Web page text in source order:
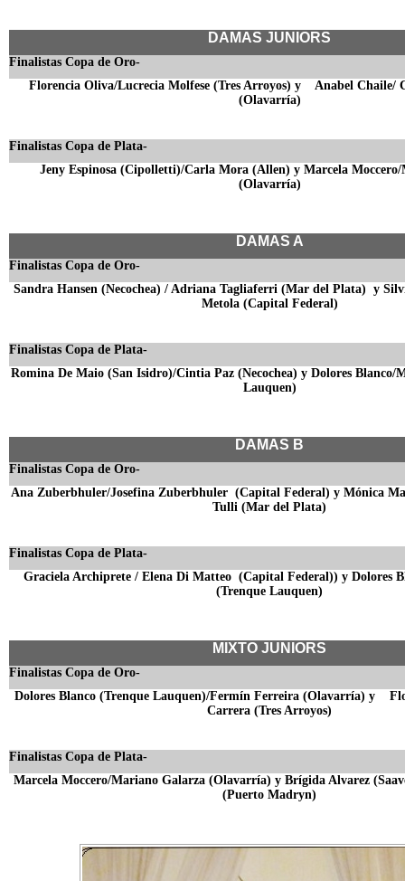
DAMAS JUNIORS
Finalistas Copa de Oro-
Florencia Oliva/Lucrecia Molfese (Tres Arroyos) y Anabel Chaile/
(Olavarría)
Finalistas Copa de Plata-
Jeny Espinosa (Cipolletti)/Carla Mora (Allen) y Marcela Moccero/
(Olavarría)
DAMAS A
Finalistas Copa de Oro-
Sandra Hansen (Necochea) / Adriana Tagliaferri (Mar del Plata) y
Metola (Capital Federal)
Finalistas Copa de Plata-
Romina De Maio (San Isidro)/Cintia Paz (Necochea) y Dolores
Lauquen)
DAMAS B
Finalistas Copa de Oro-
Ana Zuberbhuler/Josefina Zuberbhuler (Capital Federal) y Mónica
Tulli (Mar del Plata)
Finalistas Copa de Plata-
Graciela Archiprete / Elena Di Matteo (Capital Federal)) y Dolores
(Trenque Lauquen)
MIXTO JUNIORS
Finalistas Copa de Oro-
Dolores Blanco (Trenque Lauquen)/Fermín Ferreira (Olavarría) y
Carrera (Tres Arroyos)
Finalistas Copa de Plata-
Marcela Moccero/Mariano Galarza (Olavarría) y Brígida Alvarez
(Puerto Madryn)